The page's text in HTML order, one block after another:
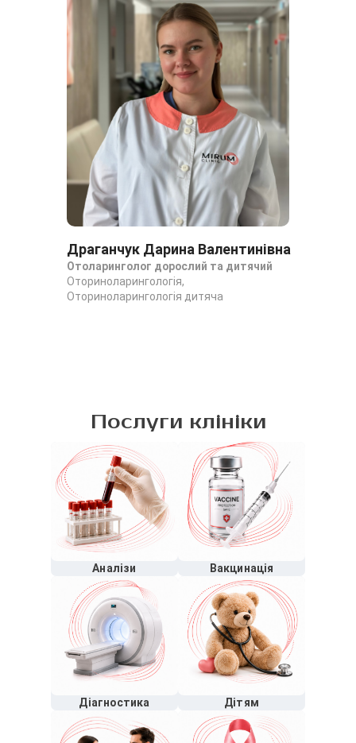
Драганчук Дарина Валентинівна
Отоларинголог дорослий та дитячий
Оториноларингологія,
Оториноларингологія дитяча
Послуги клініки
Аналізи Вакцинація
Діагностика Дітям